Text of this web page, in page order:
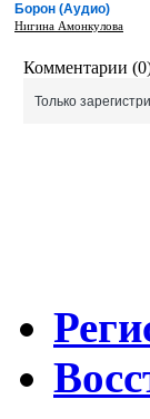
Борон (Аудио)
Нигина Амонкулова
Комментарии
Только